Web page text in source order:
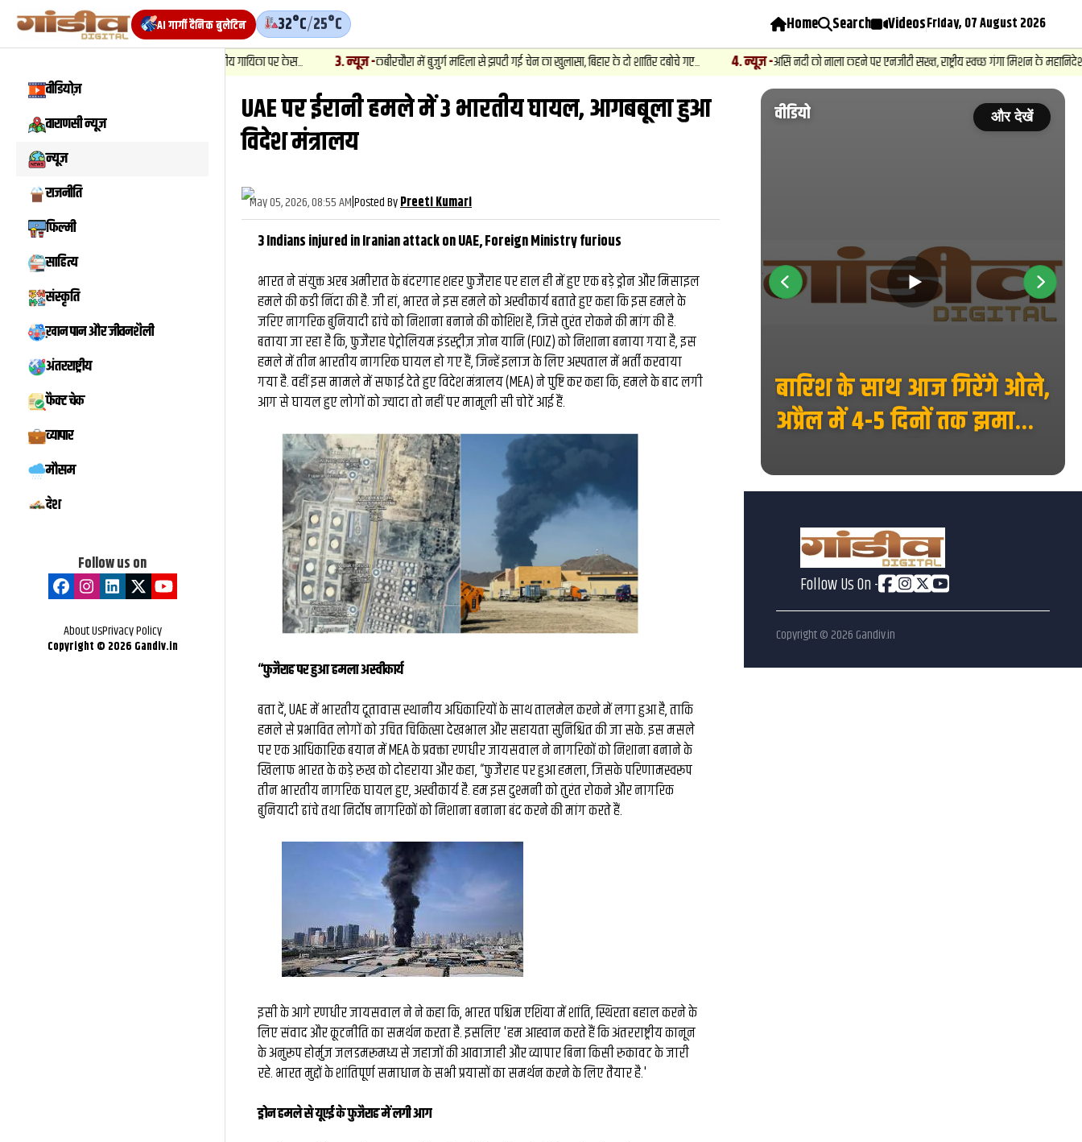
AI गार्गी दैनिक बुलेटिन 32°C/25°C Home Search VideosFriday, 07 August 2026
3.न्यूज़-कबीरचौरा में बुजुर्ग महिला से झपटी गई चेन का खुलासा, बिहार के दो शातिर दबोचे गए... 4.न्यूज़-असि नदी को नाला कहने पर एनजीटी सख्त, राष्ट्रीय स्वच्छ गंगा मिशन के महानिदेशक तलब 5.
वीडियोज़
वाराणसी न्यूज़
न्यूज़
राजनीति
फिल्मी
साहित्य
संस्कृति
ख़ान पान और जीवनशैली
अंतरराष्ट्रीय
फैक्ट चेक
व्यापार
मौसम
देश
Follow us on
About UsPrivacy Policy
Copyright © 2026 Gandiv.in
UAE पर ईरानी हमले में 3 भारतीय घायल, आगबबूला हुआ
विदेश मंत्रालय
May 05, 2026, 08:55 AM|Posted ByPreeti Kumari
3 Indians injured in Iranian attack on UAE, Foreign Ministry furious
भारत ने संयुक्त अरब अमीरात के बंदरगाह शहर फुजैराह पर हाल ही में हुए एक बड़े ड्रोन और मिसाइल
हमले की कडी निंदा की है. जी हां, भारत ने इस हमले को अस्वीकार्य बताते हुए कहा कि इस हमले के
जरिए नागरिक बुनियादी ढांचे को निशाना बनाने की कोशिश है, जिसे तुरंत रोकने की मांग की है.
बताया जा रहा है कि, फुजैराह पेट्रोलियम इंडस्ट्रीज़ ज़ोन यानि (FOIZ) को निशाना बनाया गया है, इस
हमले में तीन भारतीय नागरिक घायल हो गए हैं, जिन्हें इलाज के लिए अस्पताल में भर्ती करवाया
गया है. वहीं इस मामले में सफाई देते हुए विदेश मंत्रालय (MEA) ने पुष्टि कर कहा कि, हमले के बाद लगी
आग से घायल हुए लोगों को ज्यादा तो नहीं पर मामूली सी चोटें आई हैं.
“फुजैराह पर हुआ हमला अस्वीकार्य
बता दें, UAE में भारतीय दूतावास स्थानीय अधिकारियों के साथ तालमेल करने में लगा हुआ है, ताकि
हमले से प्रभावित लोगों को उचित चिकित्सा देखभाल और सहायता सुनिश्चित की जा सके. इस मसले
पर एक आधिकारिक बयान में MEA के प्रवक्ता रणधीर जायसवाल ने नागरिकों को निशाना बनाने के
खिलाफ भारत के कड़े रुख को दोहराया और कहा, “फुजैराह पर हुआ हमला, जिसके परिणामस्वरूप
तीन भारतीय नागरिक घायल हुए, अस्वीकार्य है. हम इस दुश्मनी को तुरंत रोकने और नागरिक
बुनियादी ढांचे तथा निर्दोष नागरिकों को निशाना बनाना बंद करने की मांग करते हैं.
इसी के आगे रणधीर जायसवाल ने ने कहा कि, भारत पश्चिम एशिया में शांति, स्थिरता बहाल करने के
लिए संवाद और कूटनीति का समर्थन करता है. इसलिए 'हम आह्वान करते हैं कि अंतरराष्ट्रीय कानून
के अनुरूप होर्मुज जलडमरूमध्य से जहाजों की आवाजाही और व्यापार बिना किसी रुकावट के जारी
रहे. भारत मुद्दों के शांतिपूर्ण समाधान के सभी प्रयासों का समर्थन करने के लिए तैयार है.'
ड्रोन हमले से यूएई के फुजैराह में लगी आग
और देखें
पर दिखाया
संरक्षण का
और देखें
IIT BHU में बनेगा सेंटर फॉर
इनोवेशन, इंक्यूबेशन एंड
एंटरप्रेन्योरशिप, स्टार्टअप को
मिलेगा नया मंच...
वीडियो और देखें
महर्षि सुश्रुत: काशी के महान
वैद्य जिन्होंने दुनिया को दिया
शल्य चिकित्सा का ज्ञान...
वीडियो और देखें
बारिश के साथ आज गिरेंगे ओले,
अप्रैल में 4-5 दिनों तक झमाझम
Follow Us On -
Copyright © 2026 Gandiv.in